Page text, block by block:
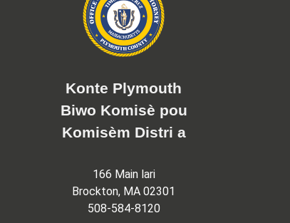
Konte Plymouth
Biwo Komisè pou
Komisèm Distri a
166 Main lari
Brockton, MA 02301
508-584-8120